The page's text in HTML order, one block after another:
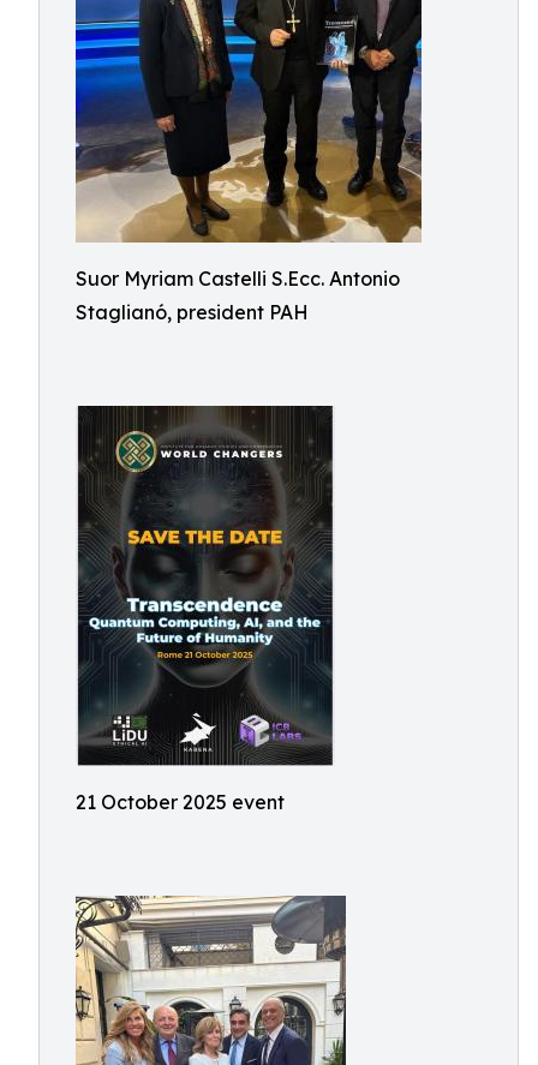
Suor Myriam Castelli S.Ecc. Antonio
Staglianó, president PAH
21 October 2025 event